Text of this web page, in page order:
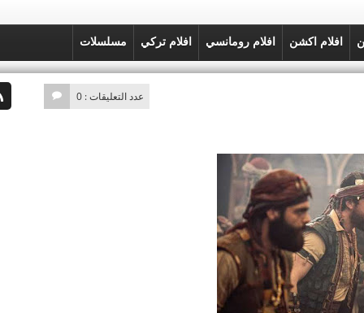
افلام اكشن افلام رومانسي افلام تركي مسلسلات
عدد التعليقات : 0